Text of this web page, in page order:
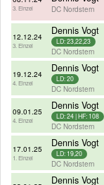
3. Einzel DC Nordstern
12.12.24
3. Einzel
Dennis Vogt
LD: 23,22,23
DC Nordstern
19.12.24
4. Einzel
Dennis Vogt
LD: 20
DC Nordstern
09.01.25
4. Einzel
Dennis Vogt
LD: 24 | HF: 108
DC Nordstern
17.01.25
1. Einzel
Dennis Vogt
LD: 19,20
DC Nordstern
Dennis Vogt